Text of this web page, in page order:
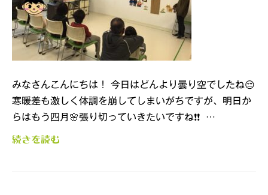
みなさんこんにちは！ 今日はどんより曇り空でしたね😔
寒暖差も激しく体調を崩してしまいがちですが、明日か
らはもう四月🌸張り切っていきたいですね❗❗ …
続きを読む